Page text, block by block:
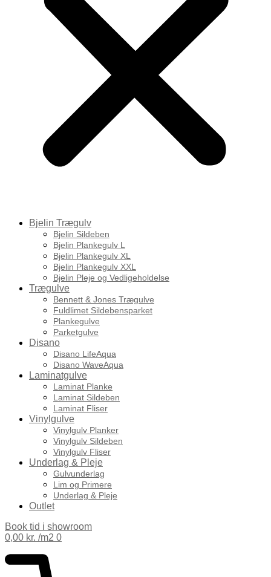
Bjelin Trægulv
Bjelin Sildeben
Bjelin Plankegulv L
Bjelin Plankegulv XL
Bjelin Plankegulv XXL
Bjelin Pleje og Vedligeholdelse
Trægulve
Bennett & Jones Trægulve
Fuldlimet Sildebensparket
Plankegulve
Parketgulve
Disano
Disano LifeAqua
Disano WaveAqua
Laminatgulve
Laminat Planke
Laminat Sildeben
Laminat Fliser
Vinylgulve
Vinylgulv Planker
Vinylgulv Sildeben
Vinylgulv Fliser
Underlag & Pleje
Gulvunderlag
Lim og Primere
Underlag & Pleje
Outlet
Book tid i showroom
0,00 kr. 0